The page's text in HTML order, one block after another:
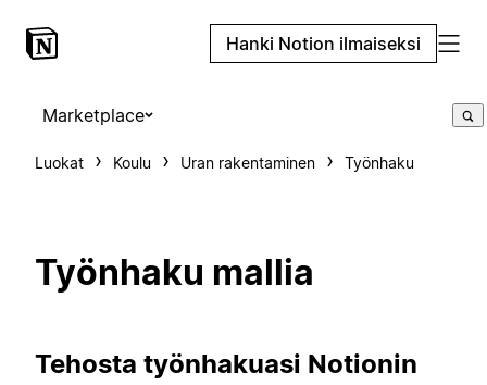
Hanki Notion ilmaiseksi
Marketplace
Luokat Koulu Uran rakentaminen Työnhaku
Työnhaku mallia
Tehosta työnhakuasi Notionin